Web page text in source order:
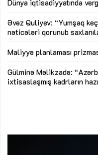
Dünya iqtisadiyyatında
Əvəz Quliyev: “Yumşaq
nəticələri qorunub
Maliyyə planlaması
Gülminə Məlikzadə:
ixtisaslaşmış kadrların